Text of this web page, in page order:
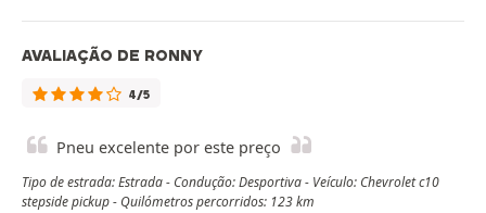
AVALIAÇÃO DE RONNY
4/5
Pneu excelente por este preço
Tipo de estrada: Estrada - Condução: Desportiva - Veículo: Chevrolet c10
stepside pickup - Quilómetros percorridos: 123 km